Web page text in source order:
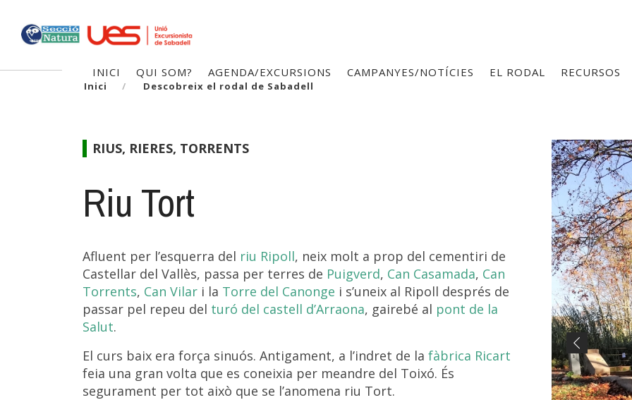
contingut
Navegació
INICI QUI SOM? AGENDA/EXCURSIONS CAMPANYES/NOTÍCIES EL RODAL RECURSOS
Inici Descobreix el rodal de Sabadell
RIUS, RIERES, TORRENTS
Riu Tort
Afluent per l’esquerra del riu Ripoll, neix molt a prop del cementiri de
Castellar del Vallès, passa per terres de Puigverd, Can Casamada, Can
Torrents, Can Vilar i la Torre del Canonge i s’uneix al Ripoll després de
passar pel repeu del turó del castell d’Arraona, gairebé al pont de la
Salut.
El curs baix era força sinuós. Antigament, a l’indret de la fàbrica Ricart
feia una gran volta que es coneixia per meandre del Toixó. És
segurament per tot això que se l’anomena riu Tort.
Previous